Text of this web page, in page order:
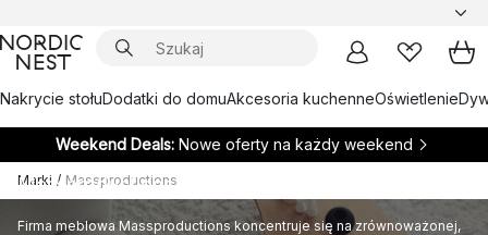
Nakrycie stołuDodatki do domuAkcesoria kuchenneOświetlenie
Weekend Deals: Nowe oferty na każdy weekend
Marki / Massproductions
Massproductions
Firma meblowa Massproductions koncentruje się na zrównoważonej,